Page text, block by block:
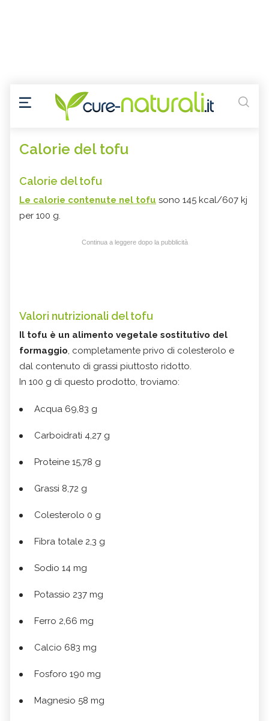
Calorie del tofu
Calorie del tofu
Le calorie contenute nel tofu sono 145 kcal/607 kj
per 100 g.
Continua a leggere dopo la pubblicità
Valori nutrizionali del tofu
Il tofu è un alimento vegetale sostitutivo del
formaggio, completamente privo di colesterolo e
dal contenuto di grassi piuttosto ridotto.
In 100 g di questo prodotto, troviamo:
Acqua 69,83 g
Carboidrati 4,27 g
Proteine 15,78 g
Grassi 8,72 g
Colesterolo 0 g
Fibra totale 2,3 g
Sodio 14 mg
Potassio 237 mg
Ferro 2,66 mg
Calcio 683 mg
Fosforo 190 mg
Magnesio 58 mg